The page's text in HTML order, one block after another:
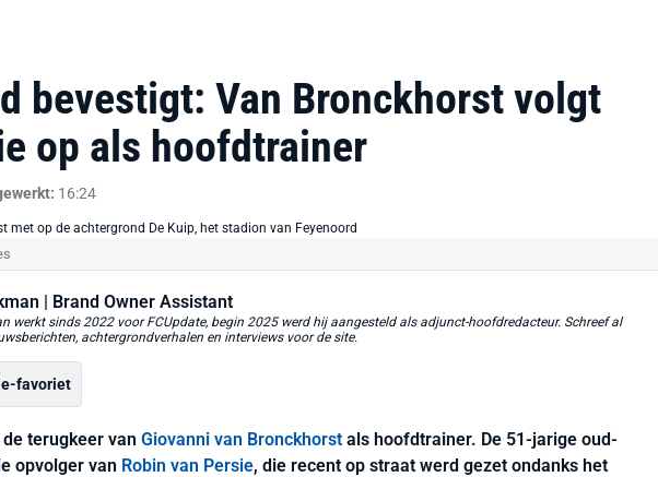
bevestigt: Van Bronckhorst volgt
op als hoofdtrainer
16:24
| Brand Owner Assistant
werkt sinds 2022 voor FCUpdate, begin 2025 werd hij aangesteld als adjunct-hoofdredacteur. Schreef al
achtergrondverhalen en interviews voor de site.
favoriet
terugkeer van Giovanni van Bronckhorst als hoofdtrainer. De 51-jarige oud-
opvolger van Robin van Persie, die recent op straat werd gezet ondanks het